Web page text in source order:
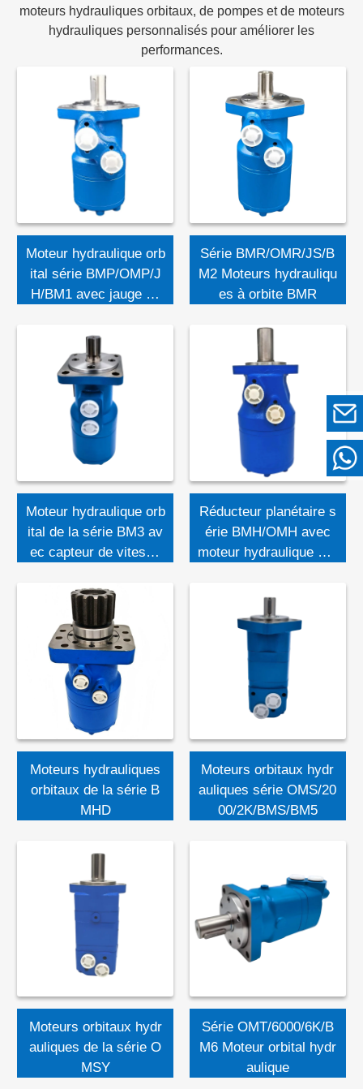
moteurs hydrauliques orbitaux, de pompes et de moteurs
hydrauliques personnalisés pour améliorer les
performances.
Moteur hydraulique orb
ital série BMP/OMP/J
H/BM1 avec jauge de
al hydraulique
Série BMR/OMR/JS/B
M2 Moteurs hydrauliqu
es à orbite BMR
Moteur hydraulique orb
ital de la série BM3 av
ec capteur de vitesse
aulique
Réducteur planétaire s
érie BMH/OMH avec
moteur hydraulique orb
Moteurs hydrauliques
orbitaux de la série B
MHD
Moteurs orbitaux hydr
auliques série OMS/20
00/2K/BMS/BM5
Moteurs orbitaux hydr
auliques de la série O
MSY
Série OMT/6000/6K/B
M6 Moteur orbital hydr
aulique